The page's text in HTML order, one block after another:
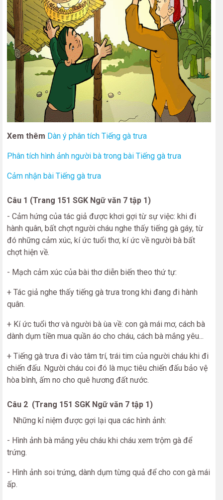
Xem thêm Dàn ý phân tích Tiếng gà trưa
Phân tích hình ảnh người bà trong bài Tiếng gà trưa
Cảm nhận bài Tiếng gà trưa
Câu 1 (Trang 151 SGK Ngữ văn 7 tập 1)
- Cảm hứng của tác giả được khơi gợi từ sự việc: khi đi
hành quân, bất chợt người cháu nghe thấy tiếng gà gáy, từ
đó những cảm xúc, kí ức tuổi thơ, kí ức về người bà bất
chợt hiện về.
- Mạch cảm xúc của bài thơ diễn biến theo thứ tự:
+ Tác giả nghe thấy tiếng gà trưa trong khi đang đi hành
quân.
+ Kí ức tuổi thơ và người bà ùa về: con gà mái mơ, cách bà
dành dụm tiền mua quần áo cho cháu, cách bà mắng yêu...
+ Tiếng gà trưa đi vào tâm trí, trái tim của người cháu khi đi
chiến đấu. Người cháu coi đó là mục tiêu chiến đấu bảo vệ
hòa bình, ấm no cho quê hương đất nước.
Câu 2 (Trang 151 SGK Ngữ văn 7 tập 1)
Những kỉ niệm được gợi lại qua các hình ảnh:
- Hình ảnh bà mắng yêu cháu khi cháu xem trộm gà để
trứng.
- Hình ảnh soi trứng, dành dụm từng quả để cho con gà mái
ấp.